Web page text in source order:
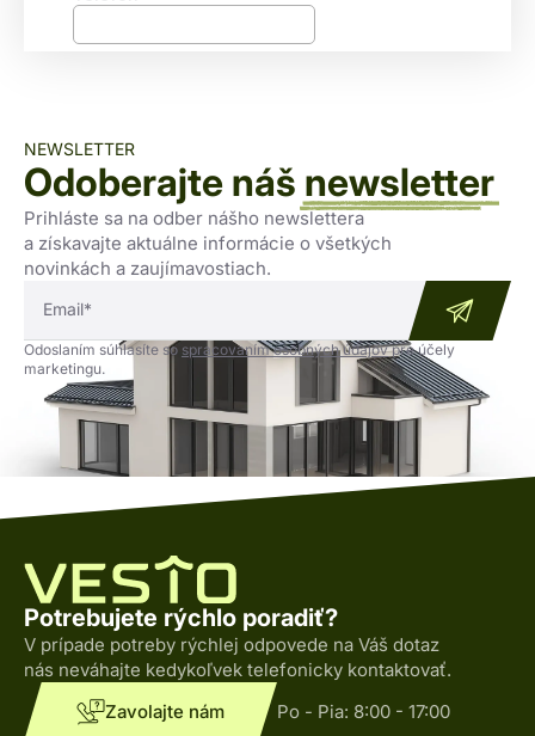
NEWSLETTER
Odoberajte náš newsletter
Prihláste sa na odber nášho newslettera
a získavajte aktuálne informácie o všetkých
novinkách a zaujímavostiach.
Odoslaním súhlasíte so spracovaním osobných údajovpre účely
marketingu.
Potrebujete rýchlo poradiť?
V prípade potreby rýchlej odpovede na Váš dotaz
nás neváhajte kedykoľvek telefonicky kontaktovať.
Zavolajte nám
Po - Pia: 8:00 - 17:00